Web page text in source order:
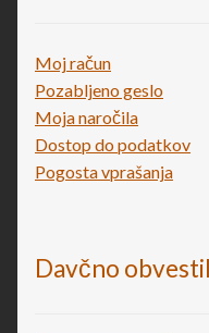
Moj račun
Pozabljeno geslo
Moja naročila
Dostop do podatkov
Pogosta vprašanja
Davčno